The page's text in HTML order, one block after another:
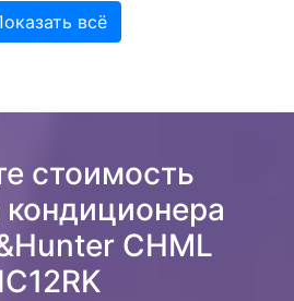
всё
стоимость
CHML
IC12RK